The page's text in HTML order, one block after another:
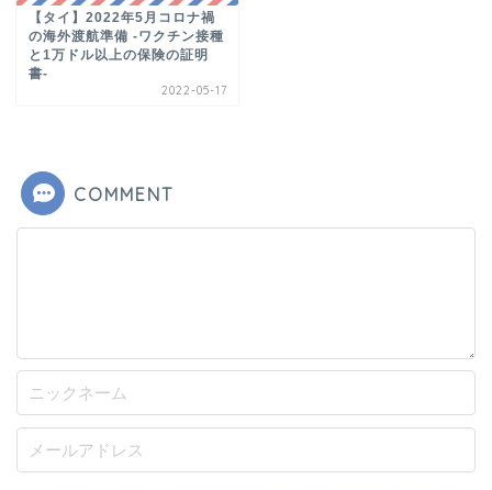
【タイ】2022年5月コロナ禍
の海外渡航準備 -ワクチン接種
と1万ドル以上の保険の証明
書-
2022-05-17
COMMENT